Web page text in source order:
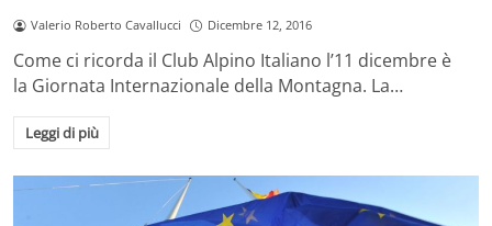
Valerio Roberto Cavallucci Dicembre 12, 2016
Come ci ricorda il Club Alpino Italiano l’11 dicembre è
la Giornata Internazionale della Montagna. La…
Leggi di più